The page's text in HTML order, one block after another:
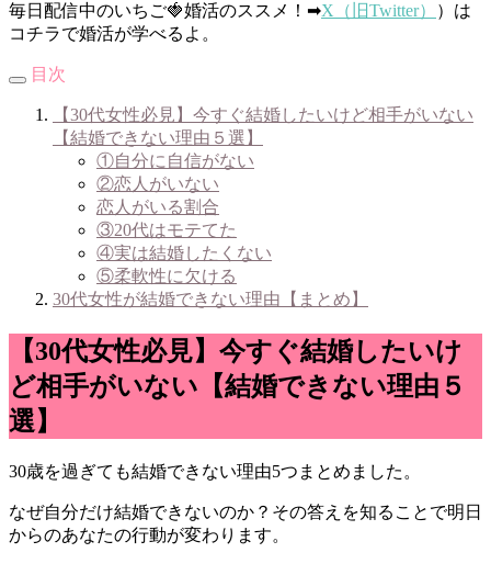
毎日配信中のいちご🍓婚活のススメ！➡X（旧Twitter）
）は
コチラで婚活が学べるよ。
目次
【30代女性必見】今すぐ結婚したいけど相手がいない
【結婚できない理由５選】
①自分に自信がない
②恋人がいない
恋人がいる割合
③20代はモテてた
④実は結婚したくない
⑤柔軟性に欠ける
30代女性が結婚できない理由【まとめ】
【30代女性必見】今すぐ結婚したいけ
ど相手がいない【結婚できない理由５
選】
30歳を過ぎても結婚できない理由5つまとめました。
なぜ自分だけ結婚できないのか？その答えを知ることで明日
からのあなたの行動が変わります。